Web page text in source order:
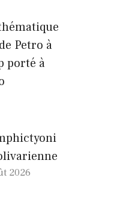
Petro à
porté à
2026